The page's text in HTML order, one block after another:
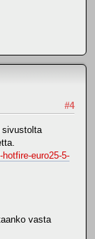
#4
sivustolta
euro25-5-
vasta